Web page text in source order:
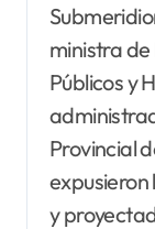
ministra
Públicos y
Provincial
y